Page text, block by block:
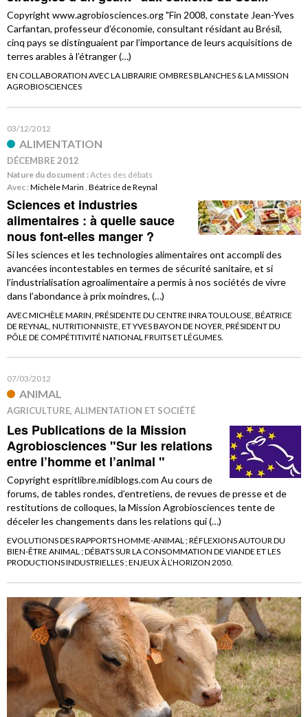
Copyright www.agrobiosciences.org "Fin 2008, constate Jean-Yves
Carfantan, professeur d’économie, consultant résidant au Brésil,
cinq pays se distinguaient par l’importance de leurs acquisitions de
terres arables à l’étranger (…)
EN COLLABORATION AVEC LA LIBRAIRIE OMBRES BLANCHES & LA MISSION
AGROBIOSCIENCES
03/12/2012
ALIMENTATION
DÉCEMBRE 2012
Nature du document :Actes des débats
Avec :Michèle Marin , Béatrice de Reynal
Sciences et industries
alimentaires : à quelle sauce
nous font-elles manger ?
Si les sciences et les technologies alimentaires ont accompli des
avancées incontestables en termes de sécurité sanitaire, et si
l’industrialisation agroalimentaire a permis à nos sociétés de vivre
dans l’abondance à prix moindres, (…)
AVEC MICHÈLE MARIN, PRÉSIDENTE DU CENTRE INRA TOULOUSE, BÉATRICE
DE REYNAL, NUTRITIONNISTE, ET YVES BAYON DE NOYER, PRÉSIDENT DU
PÔLE DE COMPÉTITIVITÉ NATIONAL FRUITS ET LÉGUMES.
07/03/2012
ANIMAL
AGRICULTURE, ALIMENTATION ET SOCIÉTÉ
Les Publications de la Mission
Agrobiosciences "Sur les relations
entre l’homme et l’animal "
Copyright espritlibre.midiblogs.com Au cours de
forums, de tables rondes, d’entretiens, de revues de presse et de
restitutions de colloques, la Mission Agrobiosciences tente de
déceler les changements dans les relations qui (…)
EVOLUTIONS DES RAPPORTS HOMME-ANIMAL ; RÉFLEXIONS AUTOUR DU
BIEN-ÊTRE ANIMAL ; DÉBATS SUR LA CONSOMMATION DE VIANDE ET LES
PRODUCTIONS INDUSTRIELLES ; ENJEUX À L’HORIZON 2050.